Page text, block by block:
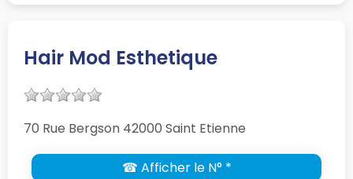
Hair Mod Esthetique
70 Rue Bergson 42000 Saint Etienne
☎ Afficher le N° *